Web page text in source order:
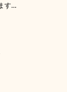
す…